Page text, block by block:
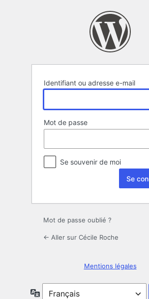
Identifiant ou adresse e-mail
Mot de passe
Se souvenir de moi
Mot de passe oublié ?
← Aller sur Cécile Roche
Mentions légales
Langue